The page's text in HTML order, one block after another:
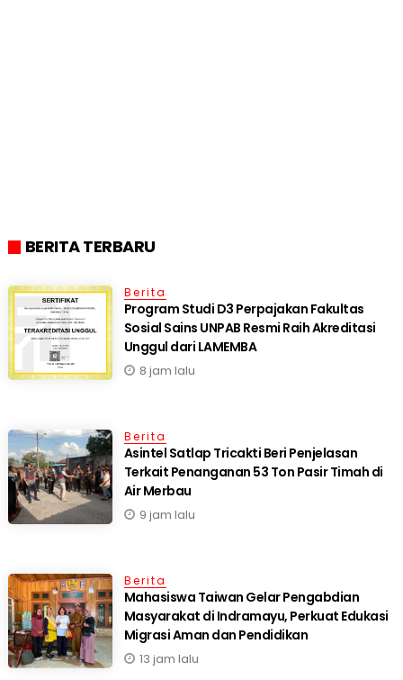
BERITA TERBARU
Berita
Program Studi D3 Perpajakan Fakultas
Sosial Sains UNPAB Resmi Raih Akreditasi
Unggul dari LAMEMBA
8 jam lalu
Berita
Asintel Satlap Tricakti Beri Penjelasan
Terkait Penanganan 53 Ton Pasir Timah di
Air Merbau
9 jam lalu
Berita
Mahasiswa Taiwan Gelar Pengabdian
Masyarakat di Indramayu, Perkuat Edukasi
Migrasi Aman dan Pendidikan
13 jam lalu